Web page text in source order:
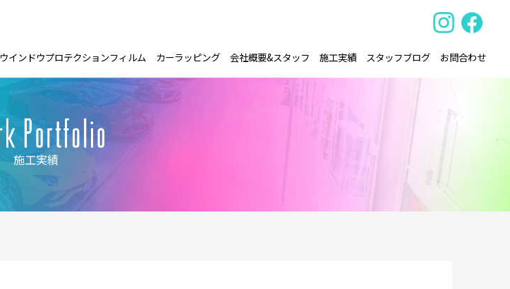
ウインドウプロテクションフィルム カーラッピング 会社概要&スタッフ 施工実績 スタッフブログ お問合わせ
施工実績